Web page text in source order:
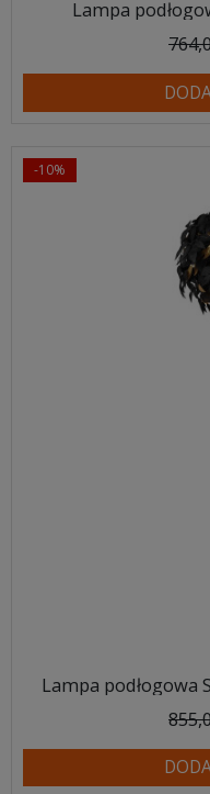
Lampa
-10%
Lampa podłogowa